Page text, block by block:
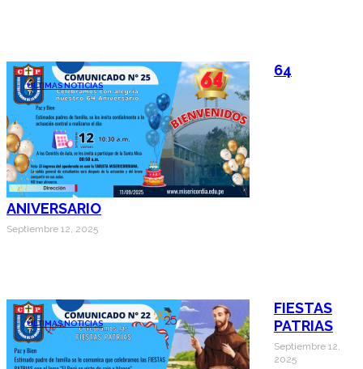
ÚLTIMAS NOTICIAS
64
ANIVERSARIO
Septiembre 12, 2025
ÚLTIMAS NOTICIAS
FIESTAS
PATRIAS
Septiembre 12,
2025